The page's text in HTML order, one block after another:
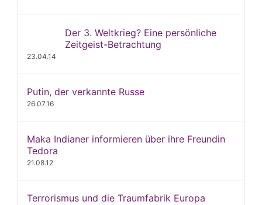
Der 3. Weltkrieg? Eine persönliche
Zeitgeist-Betrachtung
23.04.14
Putin, der verkannte Russe
26.07.16
Maka Indianer informieren über ihre Freundin
Tedora
21.08.12
Terrorismus und die Traumfabrik Europa